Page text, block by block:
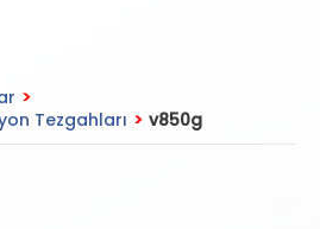
>
Tezgahları > v850g